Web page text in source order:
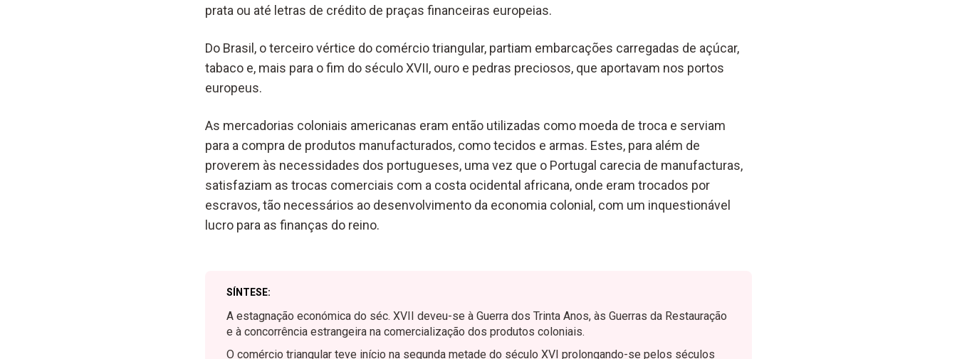
prata ou até letras de crédito de praças financeiras europeias.
Do Brasil, o terceiro vértice do comércio triangular, partiam embarcações carregadas de açúcar,
tabaco e, mais para o fim do século XVII, ouro e pedras preciosos, que aportavam nos portos
europeus.
As mercadorias coloniais americanas eram então utilizadas como moeda de troca e serviam
para a compra de produtos manufacturados, como tecidos e armas. Estes, para além de
proverem às necessidades dos portugueses, uma vez que o Portugal carecia de manufacturas,
satisfaziam as trocas comerciais com a costa ocidental africana, onde eram trocados por
escravos, tão necessários ao desenvolvimento da economia colonial, com um inquestionável
lucro para as finanças do reino.
SÍNTESE:
A estagnação económica do séc. XVII deveu-se à Guerra dos Trinta Anos, às Guerras da Restauração
e à concorrência estrangeira na comercialização dos produtos coloniais.
O comércio triangular teve início na segunda metade do século XVI prolongando-se pelos séculos